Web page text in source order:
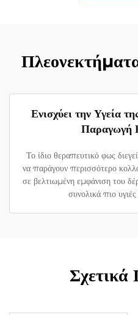
Ενισχύει την Υγεία
Παραγωγή
Το ίδιο θεραπευτικό φως
να παράγουν περισσότερο
σε βελτιωμένη εμφάνιση του
συνολικά πιο
Σχετικά